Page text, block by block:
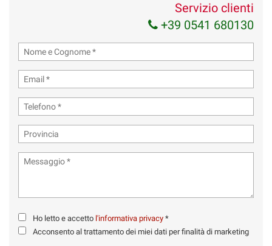
Acconsento al trattamento dei miei dati per finalità di
marketing
Invia la tua richiesta
Servizio clienti
+39 0541 680130
Ho letto e accetto l'informativa privacy *
Acconsento al trattamento dei miei dati per finalità di marketing